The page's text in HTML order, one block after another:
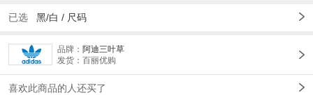
已选 黑/白 / 尺码
品牌： 阿迪三叶草
发货：百丽优购
喜欢此商品的人还买了